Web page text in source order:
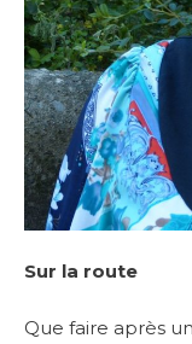
Sur la route
Que faire après